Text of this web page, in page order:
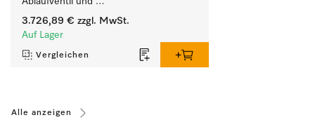
zielgruppenspezifischen Programmen.
Leistung 7 kg  in 49 min .
3.726,89 € zzgl. MwSt.
Auf Lager
Vergleichen
Alle anzeigen